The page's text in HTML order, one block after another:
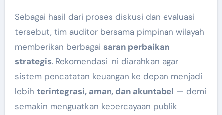
Sebagai hasil dari proses diskusi dan evaluasi
tersebut, tim auditor bersama pimpinan wilayah
memberikan berbagai saran perbaikan
strategis. Rekomendasi ini diarahkan agar
sistem pencatatan keuangan ke depan menjadi
lebih terintegrasi, aman, dan akuntabel — demi
semakin menguatkan kepercayaan publik